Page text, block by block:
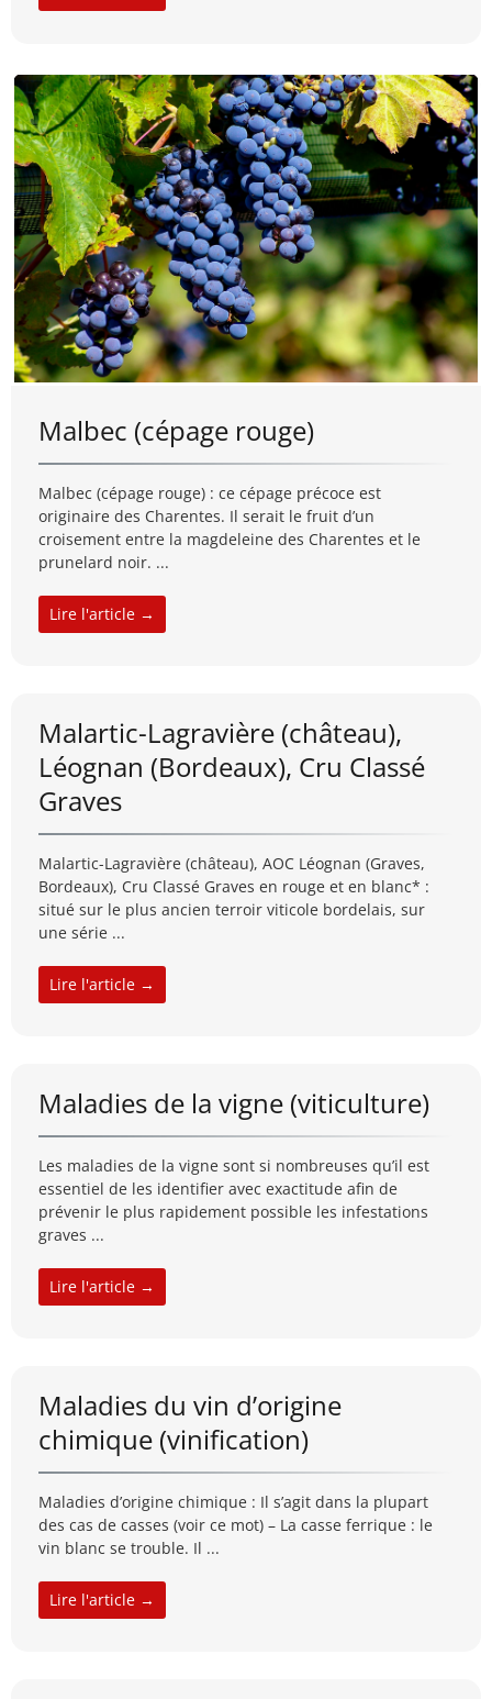
Malbec (cépage rouge)
Malbec (cépage rouge) : ce cépage précoce est
originaire des Charentes. Il serait le fruit d’un
croisement entre la magdeleine des Charentes et le
prunelard noir. ...
Lire l'article →
Malartic-Lagravière (château),
Léognan (Bordeaux), Cru Classé
Graves
Malartic-Lagravière (château), AOC Léognan (Graves,
Bordeaux), Cru Classé Graves en rouge et en blanc* :
situé sur le plus ancien terroir viticole bordelais, sur
une série ...
Lire l'article →
Maladies de la vigne (viticulture)
Les maladies de la vigne sont si nombreuses qu’il est
essentiel de les identifier avec exactitude afin de
prévenir le plus rapidement possible les infestations
graves ...
Lire l'article →
Maladies du vin d’origine
chimique (vinification)
Maladies d’origine chimique : Il s’agit dans la plupart
des cas de casses (voir ce mot) – La casse ferrique : le
vin blanc se trouble. Il ...
Lire l'article →